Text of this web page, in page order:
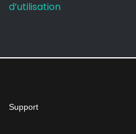
d’utilisation
Support